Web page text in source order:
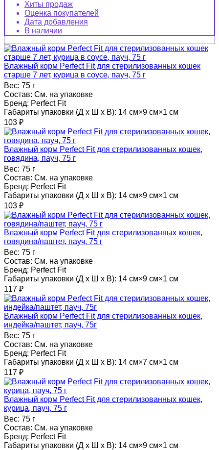
Хиты продаж
Оценка покупателей
Дата добавления
В наличии
Влажный корм Perfect Fit для стерилизованных кошек
старше 7 лет, курица в соусе, пауч, 75 г
Вес: 75 г
Состав: См. на упаковке
Бренд: Perfect Fit
Габариты упаковки (Д х Ш х В): 14 см×9 см×1 см
103 ₽
Влажный корм Perfect Fit для стерилизованных кошек,
говядина, пауч, 75 г
Вес: 75 г
Состав: См. на упаковке
Бренд: Perfect Fit
Габариты упаковки (Д х Ш х В): 14 см×9 см×1 см
103 ₽
Влажный корм Perfect Fit для стерилизованных кошек,
говядина/паштет, пауч, 75 г
Вес: 75 г
Состав: См. на упаковке
Бренд: Perfect Fit
Габариты упаковки (Д х Ш х В): 14 см×9 см×1 см
117 ₽
Влажный корм Perfect Fit для стерилизованных кошек,
индейка/паштет, пауч, 75г
Вес: 75 г
Состав: См. на упаковке
Бренд: Perfect Fit
Габариты упаковки (Д х Ш х В): 14 см×7 см×1 см
117 ₽
Влажный корм Perfect Fit для стерилизованных кошек,
курица, пауч, 75 г
Вес: 75 г
Состав: См. на упаковке
Бренд: Perfect Fit
Габариты упаковки (Д х Ш х В): 14 см×9 см×1 см